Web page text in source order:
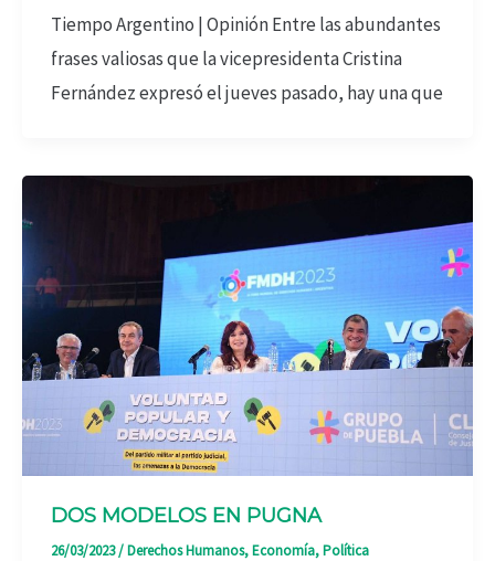
Tiempo Argentino | Opinión Entre las abundantes
frases valiosas que la vicepresidenta Cristina
Fernández expresó el jueves pasado, hay una que
DOS MODELOS EN PUGNA
26/03/2023/Derechos Humanos,Economía,Política